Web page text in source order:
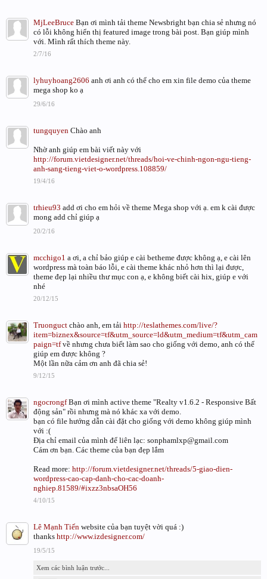
MjLeeBruce Bạn ơi mình tải theme Newsbright bạn chia sẻ nhưng nó
có lỗi không hiển thị featured image trong bài post. Bạn giúp mình
với. Mình rất thích theme này.
2/7/16
lyhuyhoang2606 anh ơi anh có thể cho em xin file demo của theme
mega shop ko ạ
29/6/16
tungquyen Chào anh
Nhờ anh giúp em bài viết này với
http://forum.vietdesigner.net/threads/hoi-ve-chinh-ngon-ngu-tieng-
anh-sang-tieng-viet-o-wordpress.108859/
19/4/16
trhieu93 add ơi cho em hỏi về theme Mega shop với ạ. em k cài được
mong add chỉ giúp ạ
20/2/16
mcchigo1 a ơi, a chỉ bảo giúp e cài betheme được không ạ, e cài lên
wordpress mà toàn báo lỗi, e cài theme khác nhỏ hơn thì lại được,
theme đẹp lại nhiều thư mục con ạ, e không biết cài hix, giúp e với
nhé
20/12/15
Truonguct chào anh, em tải http://teslathemes.com/live/?
item=biznex&source=tf&utm_source=ld&utm_medium=tf&utm_cam
paign=tfvề nhưng chưa biết làm sao cho giống với demo, anh có thể
giúp em được không ?
Một lần nữa cảm ơn anh đã chia sẻ!
9/12/15
ngocrongf Bạn ơi mình active theme "Realty v1.6.2 - Responsive Bất
động sản" rồi nhưng mà nó khác xa với demo.
bạn có file hướng dẫn cài đặt cho giống với demo không giúp mình
với :(
Địa chỉ email của mình để liên lạc: sonphamlxp@gmail.com
Cám ơn bạn. Các theme của bạn đẹp lắm
Read more: http://forum.vietdesigner.net/threads/5-giao-dien-
wordpress-cao-cap-danh-cho-cac-doanh-
nghiep.81589/#ixzz3nbsaOH56
4/10/15
Lê Mạnh Tiến website của bạn tuyệt vời quá :)
thanks http://www.izdesigner.com/
19/5/15
Xem các bình luận trước...